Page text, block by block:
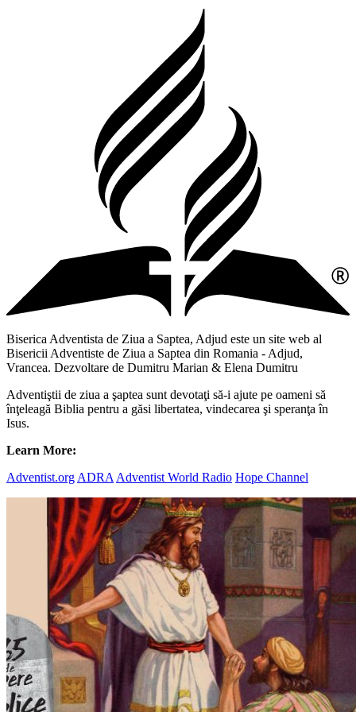
Biserica Adventista de Ziua a Saptea, Adjud este un site web al
Bisericii Adventiste de Ziua a Saptea din Romania - Adjud,
Vrancea. Dezvoltare de Dumitru Marian & Elena Dumitru
Adventiştii de ziua a şaptea sunt devotaţi să-i ajute pe oameni să
înţeleagă Biblia pentru a găsi libertatea, vindecarea şi speranţa în
Isus.
Learn More:
Adventist.org ADRA Adventist World Radio Hope Channel